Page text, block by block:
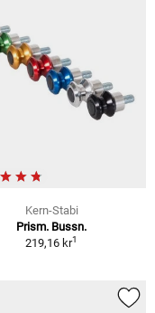
Kern-Stabi
Prism. Bussn.
219,16 kr1